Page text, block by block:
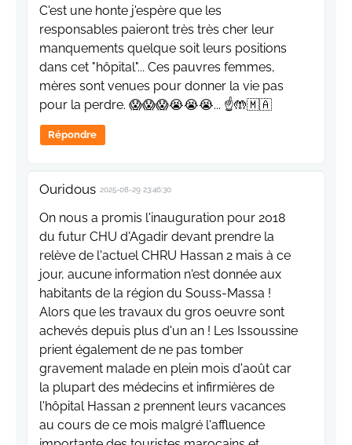
C'est une honte j'espère que les
responsables paieront très très cher leur
manquements quelque soit leurs positions
dans cet "hôpital"... Ces pauvres femmes,
mères sont venues pour donner la vie pas
pour la perdre. 😱😱😱😭😭😭... ☝️🤲🇲🇦
Répondre
Ouridous 2025-08-29 23:46:30
On nous a promis l'inauguration pour 2018
du futur CHU d'Agadir devant prendre la
relève de l'actuel CHRU Hassan 2 mais à ce
jour, aucune information n'est donnée aux
habitants de la région du Souss-Massa !
Alors que les travaux du gros oeuvre sont
achevés depuis plus d'un an ! Les Issoussine
prient également de ne pas tomber
gravement malade en plein mois d'août car
la plupart des médecins et infirmières de
l'hôpital Hassan 2 prennent leurs vacances
au cours de ce mois malgré l'affluence